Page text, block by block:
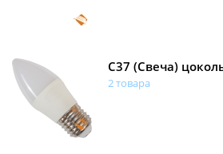
С37 (Свеча)
2 товара